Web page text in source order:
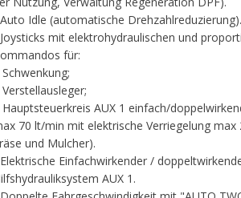
Idle (automatische Drehzahlreduzierung).
mit elektrohydraulischen und
für:
Schwenkung;
Verstellausleger;
Hauptsteuerkreis AUX 1 einfach/
70 lt/min mit elektrische Verriegelung max
und Mulcher).
Einfachwirkender /
AUX 1.